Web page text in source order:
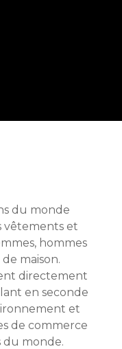
du monde
vêtements et
hommes
maison.
directement
en seconde
et
de commerce
du monde.